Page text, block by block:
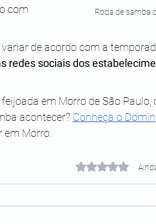
Roda de samba
com
de acordo com a
redes sociais dos
em Morro de São
acontecer? Conheça o
Morro.
Avaliado com 0